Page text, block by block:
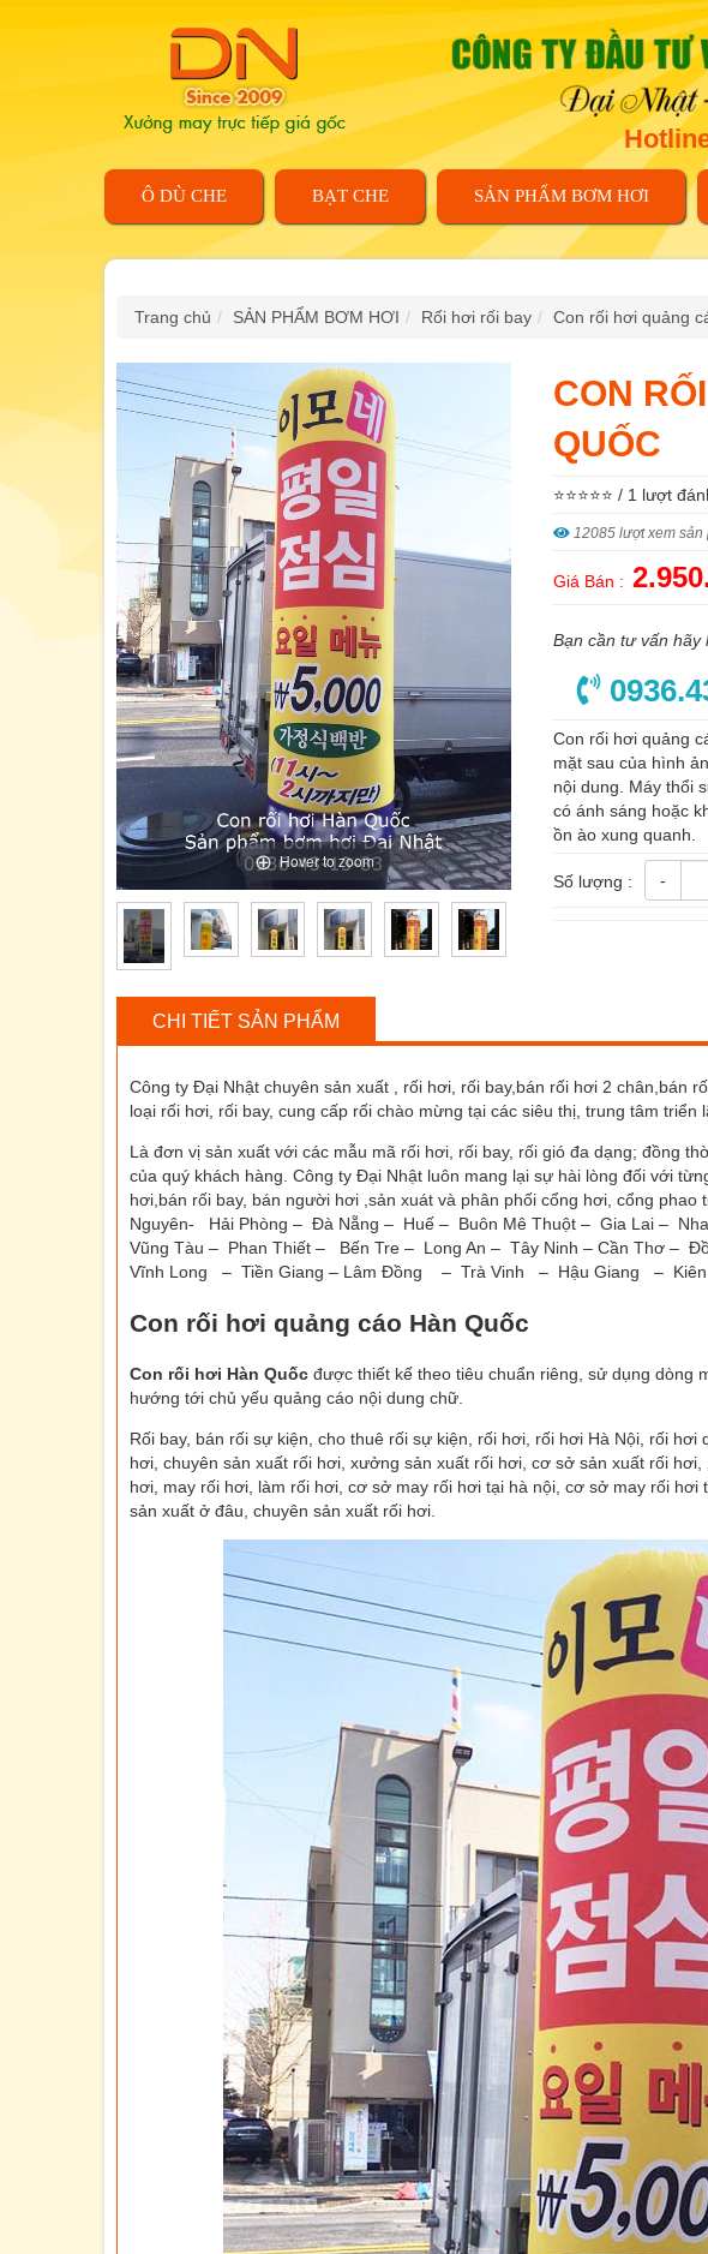
Ô DÙ CHE BẠT CHE SẢN PHẨM BƠM HƠI
Trang chủ SẢN PHẨM BƠM HƠI Rối hơi rối bay Con rối hơi quảng
Hover to zoom
CON
QUỐC
⭐⭐⭐⭐⭐ / 1 lượt
12085 lượt xem sản
Giá Bán :
Bạn cần tư vấn hãy
Con rối hơi quảng
mặt sau của hình
nội dung. Máy thổi
có ánh sáng hoặc
ồn ào xung quanh.
Số lượng : -
CHI TIẾT SẢN PHẨM
Công ty Đại Nhật chuyên sản xuất , rối hơi, rối bay,bán rối hơi 2 chân,bán
loại rối hơi, rối bay, cung cấp rối chào mừng tại các siêu thị, trung tâm
Là đơn vị sản xuất với các mẫu mã rối hơi, rối bay, rối gió đa dạng; đồng
của quý khách hàng. Công ty Đại Nhật luôn mang lại sự hài lòng đối với
hơi,bán rối bay, bán người hơi ,sản xuát và phân phối cổng hơi, cổng
Nguyên- Hải Phòng – Đà Nẵng – Huế – Buôn Mê Thuột – Gia Lai –
Vũng Tàu – Phan Thiết – Bến Tre – Long An – Tây Ninh – Cần Thơ –
Vĩnh Long – Tiền Giang – Lâm Đồng – Trà Vinh – Hậu Giang –
Con rối hơi quảng cáo Hàn Quốc
Con rối hơi Hàn Quốc được thiết kế theo tiêu chuẩn riêng, sử dụng dòng
hướng tới chủ yếu quảng cáo nội dung chữ.
Rối bay, bán rối sự kiện, cho thuê rối sự kiện, rối hơi, rối hơi Hà Nội, rối
hơi, chuyên sản xuất rối hơi, xưởng sản xuất rối hơi, cơ sở sản xuất rối
hơi, may rối hơi, làm rối hơi, cơ sở may rối hơi tại hà nội, cơ sở may rối
sản xuất ở đâu, chuyên sản xuất rối hơi.